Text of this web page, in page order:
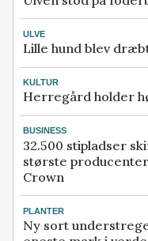
ULVE
Lille hund blev
KULTUR
Herregård holder
BUSINESS
32.500 stipladser
største
Crown
PLANTER
Ny sort